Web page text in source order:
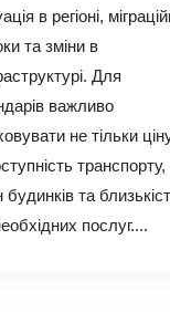
в регіоні,
та зміни в
Для
важливо
не тільки
транспорту,
будинків та
послуг....